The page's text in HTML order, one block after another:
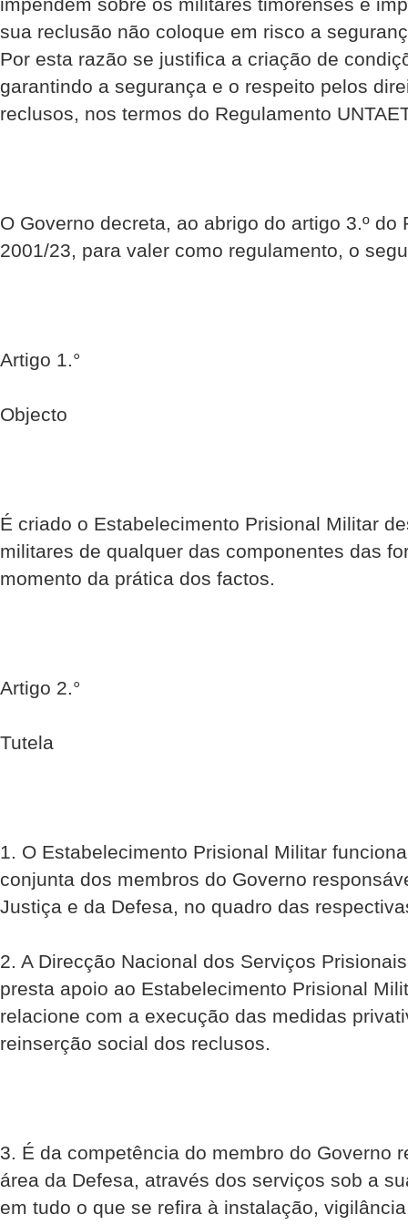
sua reclusão não coloque em risco a
Por esta razão se justifica a criação de
garantindo a segurança e o respeito pelos
reclusos, nos termos do Regulamento
O Governo decreta, ao abrigo do artigo 3.º do
2001/23, para valer como regulamento, o
Artigo 1.°
Objecto
É criado o Estabelecimento Prisional Militar
militares de qualquer das componentes das
momento da prática dos factos.
Artigo 2.°
Tutela
1. O Estabelecimento Prisional Militar
conjunta dos membros do Governo
Justiça e da Defesa, no quadro das
2. A Direcção Nacional dos Serviços
presta apoio ao Estabelecimento Prisional
relacione com a execução das medidas
reinserção social dos reclusos.
3. É da competência do membro do Governo
área da Defesa, através dos serviços sob a
em tudo o que se refira à instalação,